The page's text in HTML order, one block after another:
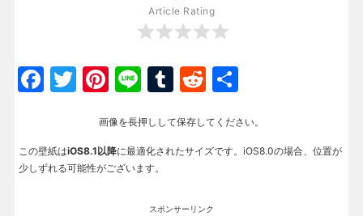
Article Rating
Facebook
Twitter
Pinterest
LineTumblr
Reddit
画像を長押しして保存してください。
この壁紙はiOS8.1以降に最適化されたサイズです。iOS8.0の場合、位置が
少しずれる可能性がございます。
スポンサーリンク